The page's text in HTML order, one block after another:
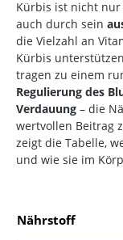
Kürbis ist nicht
auch durch sein
die Vielzahl an
Kürbis
tragen zu einem
Regulierung des
Verdauung – die
wertvollen Beitrag
zeigt die Tabelle,
und wie sie im
Nährstoff